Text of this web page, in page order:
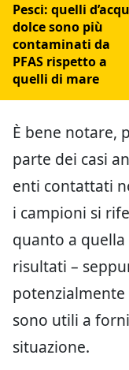
Pesci: quelli
dolce sono più
contaminati da
PFAS rispetto a
quelli di mare
È bene notare,
parte dei casi
enti contattati
i campioni si
quanto a quella
risultati –
sono utili a
situazione.